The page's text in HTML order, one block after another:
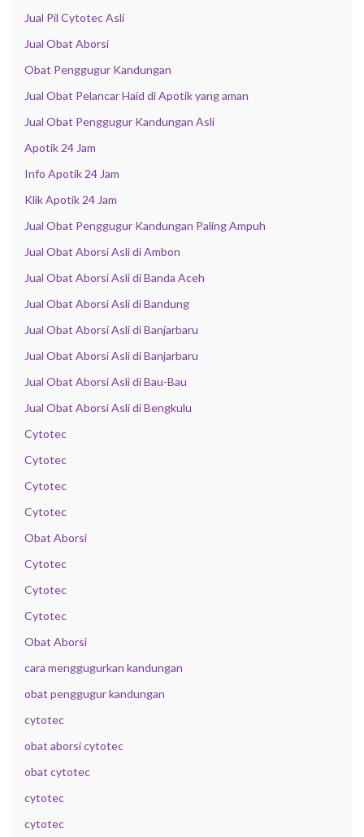
Jual Pil Cytotec Asli
Jual Obat Aborsi
Obat Penggugur Kandungan
Jual Obat Pelancar Haid di Apotik yang aman
Jual Obat Penggugur Kandungan Asli
Apotik 24 Jam
Info Apotik 24 Jam
Klik Apotik 24 Jam
Jual Obat Penggugur Kandungan Paling Ampuh
Jual Obat Aborsi Asli di Ambon
Jual Obat Aborsi Asli di Banda Aceh
Jual Obat Aborsi Asli di Bandung
Jual Obat Aborsi Asli di Banjarbaru
Jual Obat Aborsi Asli di Banjarbaru
Jual Obat Aborsi Asli di Bau-Bau
Jual Obat Aborsi Asli di Bengkulu
Cytotec
Cytotec
Cytotec
Cytotec
Obat Aborsi
Cytotec
Cytotec
Cytotec
Obat Aborsi
cara menggugurkan kandungan
obat penggugur kandungan
cytotec
obat aborsi cytotec
obat cytotec
cytotec
cytotec